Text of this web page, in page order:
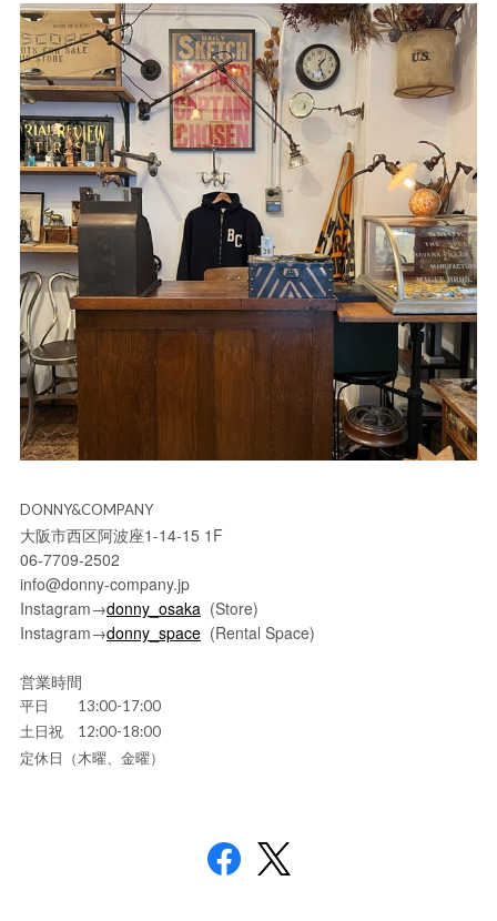
DONNY&COMPANY
大阪市西区阿波座1-14-15 1F
06-7709-2502
info@donny-company.jp
Instagram→donny_osaka (Store)
Instagram→donny_space(Rental Space)
営業時間
平日 13:00-17:00
土日祝 12:00-18:00
定休日（木曜、金曜）